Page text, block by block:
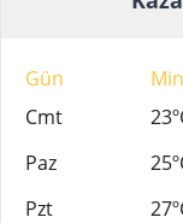
Gün Min
Cmt
Paz
Pzt